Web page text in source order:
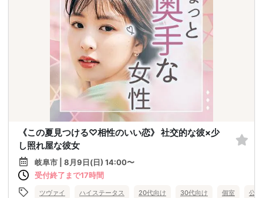
《この夏見つける♡相性のいい恋》 社交的な彼×少
し照れ屋な彼女
岐阜市 | 8月9日(日) 14:00〜
受付終了まで17時間
ツヴァイ ハイステータス 20代向け 30代向け 個室 公